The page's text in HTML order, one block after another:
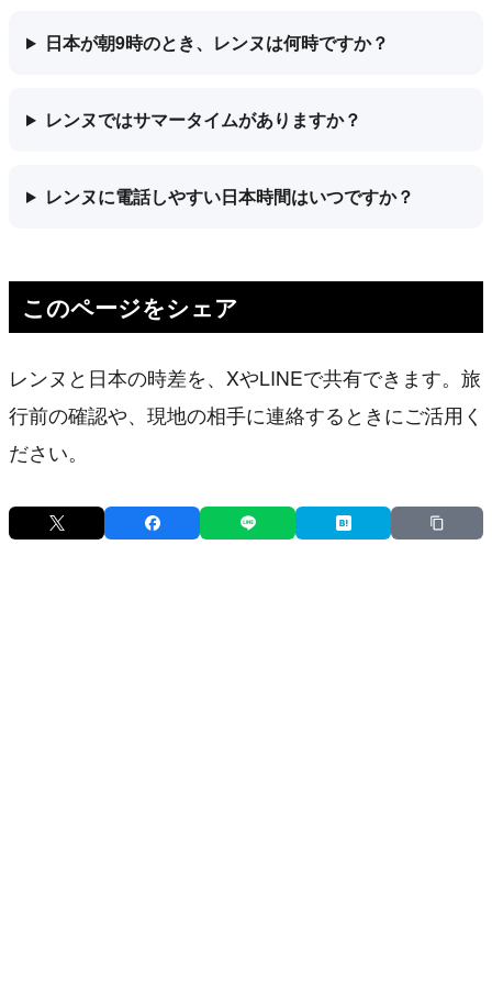
日本が朝9時のとき、レンヌは何時ですか？
レンヌではサマータイムがありますか？
レンヌに電話しやすい日本時間はいつですか？
このページをシェア
レンヌと日本の時差を、XやLINEで共有できます。旅
行前の確認や、現地の相手に連絡するときにご活用く
ださい。